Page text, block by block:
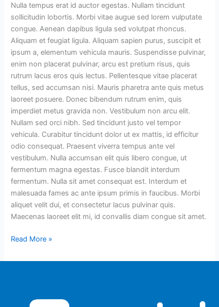
Nulla tempus erat id auctor egestas. Nullam tincidunt
sollicitudin lobortis. Morbi vitae augue sed lorem vulputate
congue. Aenean dapibus ligula sed volutpat rhoncus.
Aliquam et feugiat ligula. Aliquam sapien purus, suscipit et
ipsum a, elementum vehicula mauris. Suspendisse pulvinar,
enim non placerat pulvinar, arcu est pretium risus, quis
rutrum lacus eros quis lectus. Pellentesque vitae placerat
tellus, sed accumsan nisi. Mauris pharetra ante quis metus
laoreet posuere. Donec bibendum rutrum enim, quis
imperdiet metus gravida non. Vestibulum non arcu elit.
Nullam sed orci nibh. Sed tincidunt justo vel tempor
vehicula. Curabitur tincidunt dolor ut ex mattis, id efficitur
odio consequat. Praesent viverra tempus ante vel
vestibulum. Nulla accumsan elit quis libero congue, ut
fermentum magna egestas. Fusce blandit interdum
fermentum. Nulla sit amet consequat est. Interdum et
malesuada fames ac ante ipsum primis in faucibus. Morbi
aliquet velit dui, et consectetur lacus pulvinar quis.
Maecenas laoreet elit mi, id convallis diam congue sit amet.
Read More »